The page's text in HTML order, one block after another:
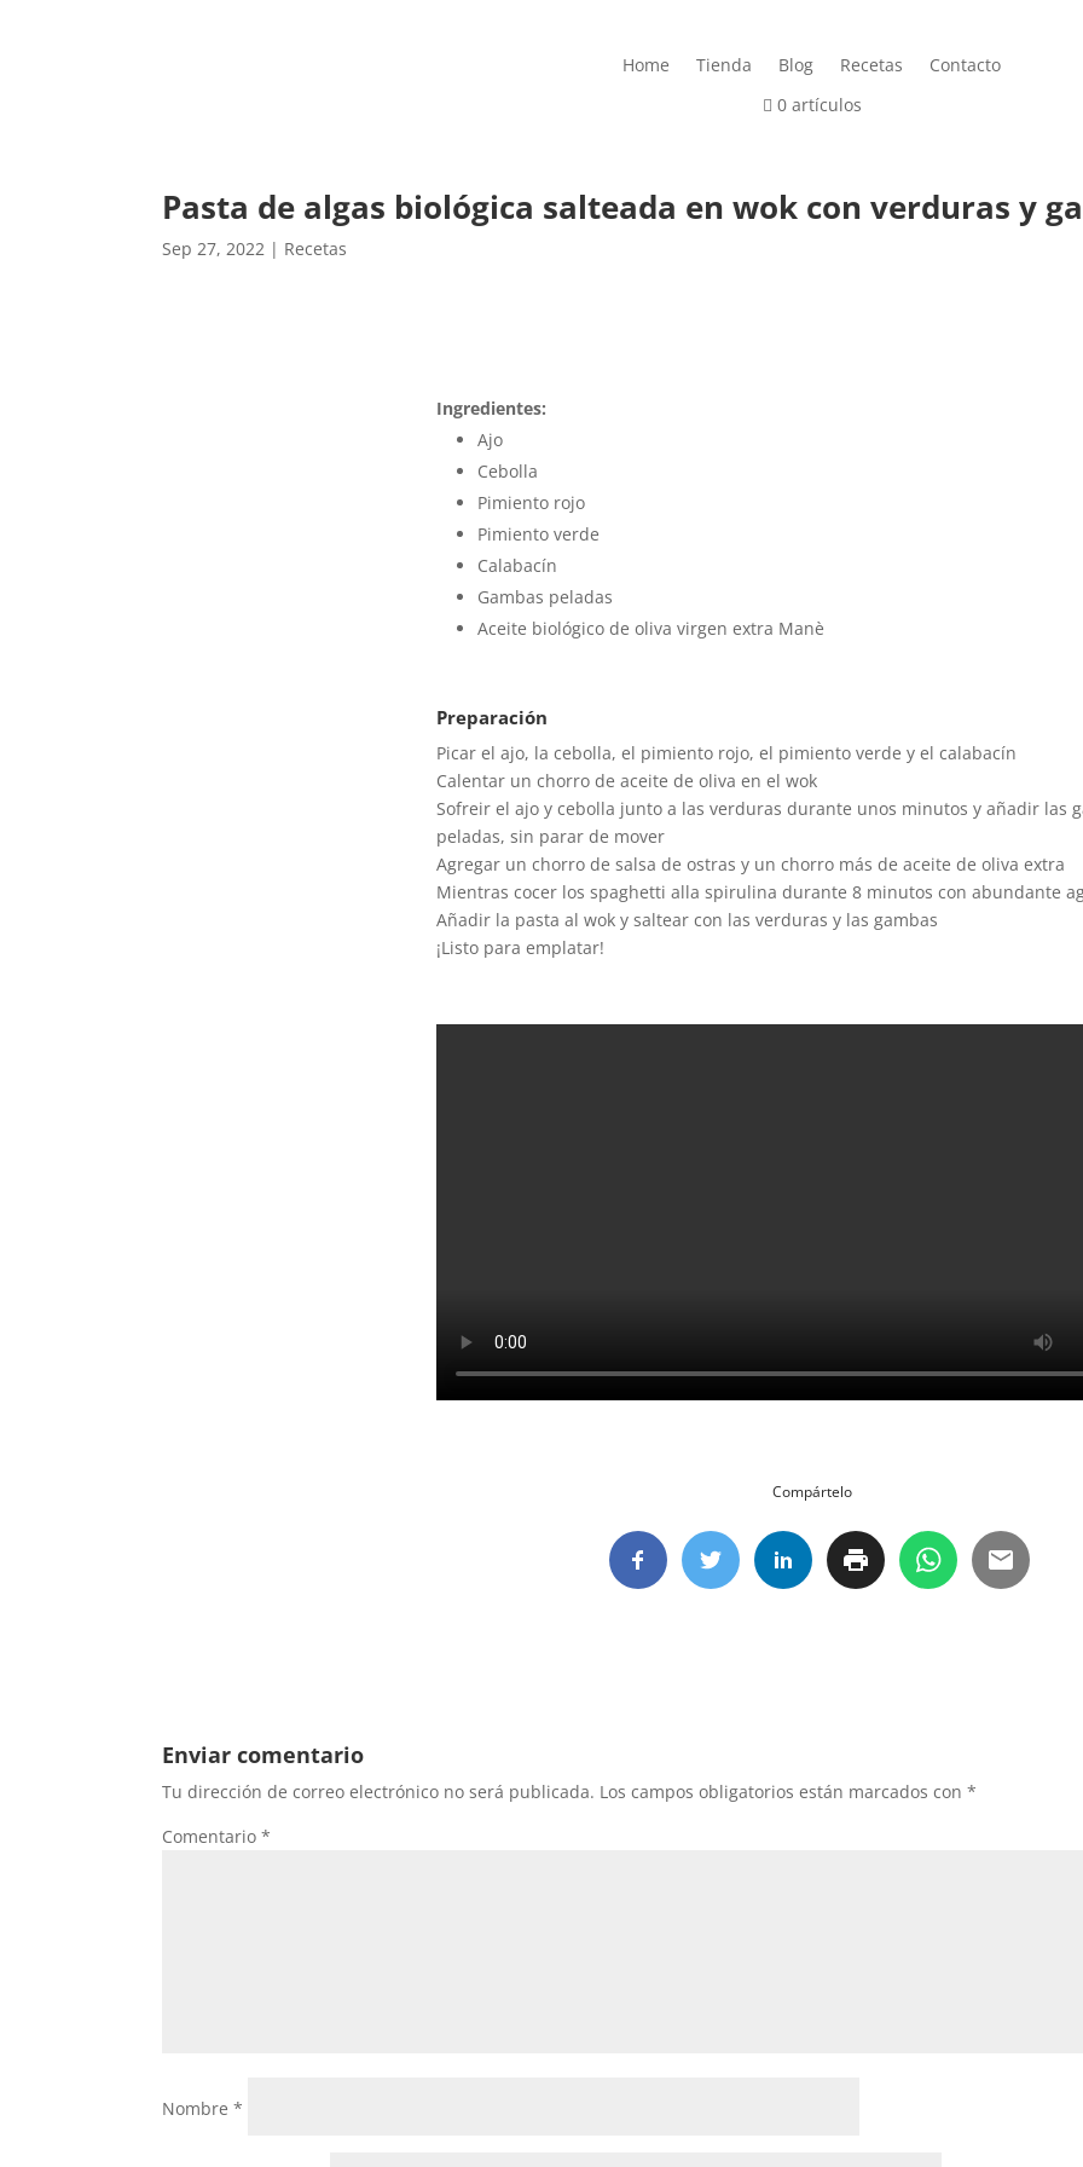
Home Tienda Blog Recetas
Contacto
0 artículos
Pasta de algas biológica salteada en wok con verduras y
Sep 27, 2022 | Recetas
Ingredientes:
Ajo
Cebolla
Pimiento rojo
Pimiento verde
Calabacín
Gambas peladas
Aceite biológico de oliva virgen extra Manè
Preparación
Picar el ajo, la cebolla, el pimiento rojo, el pimiento verde y el calabacín
Calentar un chorro de aceite de oliva en el wok
Sofreir el ajo y cebolla junto a las verduras durante unos minutos y añadir las
peladas, sin parar de mover
Agregar un chorro de salsa de ostras y un chorro más de aceite de oliva extra
Mientras cocer los spaghetti alla spirulina durante 8 minutos con abundante
Añadir la pasta al wok y saltear con las verduras y las gambas
¡Listo para emplatar!
Compártelo
Enviar comentario
Tu dirección de correo electrónico no será publicada. Los campos obligatorios están marcados con*
Comentario*
Nombre*